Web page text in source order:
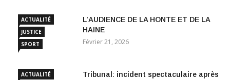
ACTUALITÉ
JUSTICE
SPORT
L’AUDIENCE DE LA HONTE ET DE LA
HAINE
Février 21, 2026
ACTUALITÉ
Tribunal: incident spectaculaire après